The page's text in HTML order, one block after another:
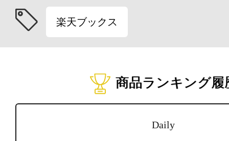
楽天ブックス
商品ランキング履
Daily